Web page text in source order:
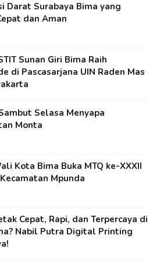
Darat Surabaya Bima yang
dan Aman
Sunan Giri Bima Raih
di Pascasarjana UIN Raden Mas
Selasa Menyapa
Monta
Kota Bima Buka MTQ ke-XXXII
Mpunda
Cepat, Rapi, dan Terpercaya di
Nabil Putra Digital Printing